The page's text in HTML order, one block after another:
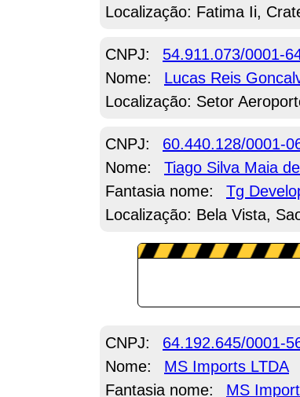
Localização: Fatima Ii,
CNPJ: 54.911.073/0001-
Nome:
Lucas Reis
Localização: Setor
CNPJ: 60.440.128/0001-
Nome:
Tiago Silva Maia
Fantasia nome:
Tg
Localização: Bela Vista,
CNPJ: 64.192.645/0001-
Nome:
MS Imports LTDA
Fantasia nome:
MS